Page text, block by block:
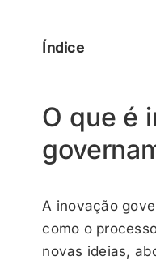
Índice
O que é
A inovação
como o
novas ideias,